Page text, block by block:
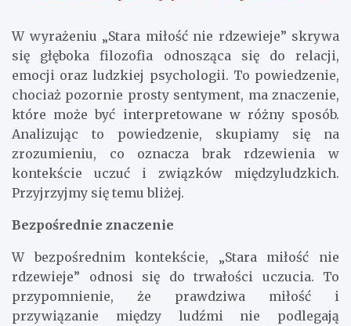
W wyrażeniu „Stara miłość nie rdzewieje” skrywa
się głęboka filozofia odnosząca się do relacji,
emocji oraz ludzkiej psychologii. To powiedzenie,
chociaż pozornie prosty sentyment, ma znaczenie,
które może być interpretowane w różny sposób.
Analizując to powiedzenie, skupiamy się na
zrozumieniu, co oznacza brak rdzewienia w
kontekście uczuć i związków międzyludzkich.
Przyjrzyjmy się temu bliżej.
Bezpośrednie znaczenie
W bezpośrednim kontekście, „Stara miłość nie
rdzewieje” odnosi się do trwałości uczucia. To
przypomnienie, że prawdziwa miłość i
przywiązanie między ludźmi nie podlegają